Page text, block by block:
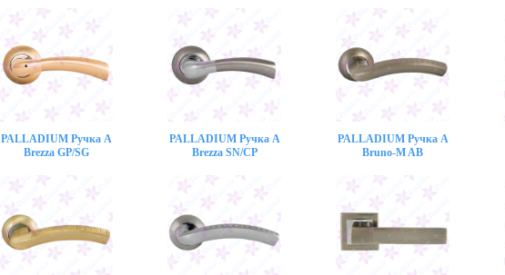
PALLADIUM Ручка A
Brezza GP/SG
PALLADIUM Ручка A
Brezza SN/CP
PALLADIUM Ручка A
Bruno-M AB